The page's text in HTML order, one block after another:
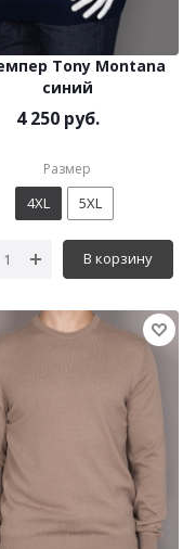
Tony Montana
синий
4 250 руб.
Размер
4XL 5XL
В корзину